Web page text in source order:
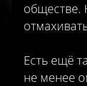
обществе.
Есть ещё
не менее